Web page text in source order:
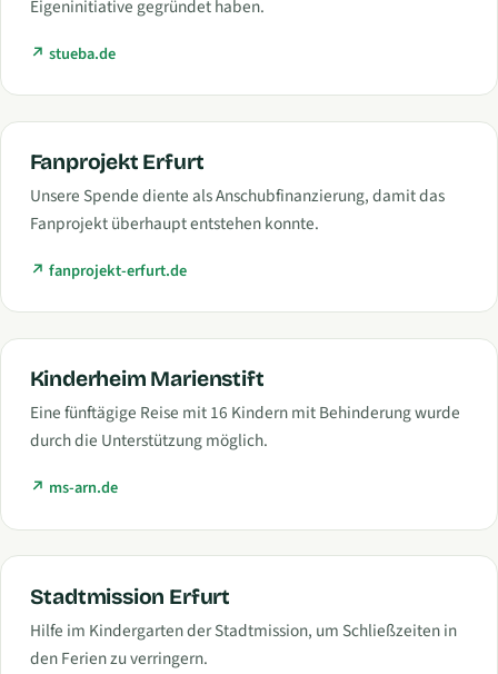
Eigeninitiative gegründet haben.
stueba.de
Fanprojekt Erfurt
Unsere Spende diente als Anschubfinanzierung, damit das
Fanprojekt überhaupt entstehen konnte.
fanprojekt-erfurt.de
Kinderheim Marienstift
Eine fünftägige Reise mit 16 Kindern mit Behinderung wurde
durch die Unterstützung möglich.
ms-arn.de
Stadtmission Erfurt
Hilfe im Kindergarten der Stadtmission, um Schließzeiten in
den Ferien zu verringern.